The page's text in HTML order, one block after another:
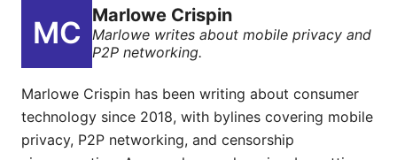
Marlowe Crispin
Marlowe writes about mobile privacy and
P2P networking.
Marlowe Crispin has been writing about consumer
technology since 2018, with bylines covering mobile
privacy, P2P networking, and censorship